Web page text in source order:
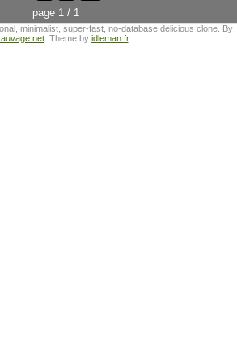
page 1 / 1
minimalist, super-fast, no-database delicious clone. By
. Theme by idleman.fr.